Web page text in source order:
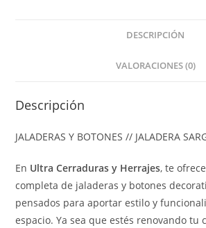
DESCRIPCIÓN
VALORACIONES (0)
Descripción
JALADERAS Y BOTONES // JALADERA
En Ultra Cerraduras y Herrajes, te
completa de jaladeras y botones
pensados para aportar estilo y
espacio. Ya sea que estés renovando tu